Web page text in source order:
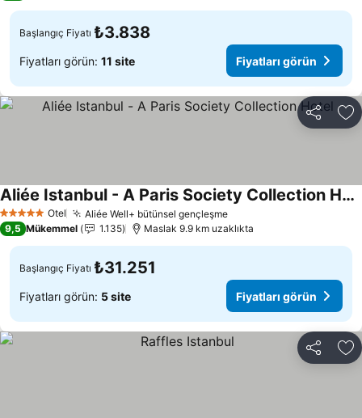
Başlangıç Fiyatı ₺3.838
Fiyatları görün: 11 site Fiyatları görün
Paylaş
5 Yıldız Otel Aliée Well+ bütünsel gençleşmeFiyatları görün
Aliée Istanbul - A Paris Society Collection Hotel
Fiyatları görün
9,5 Mükemmel 1.135 Maslak 9.9 km uzaklıkta
Başlangıç Fiyatı ₺31.251
Fiyatları görün: 5 site Fiyatları görün
Paylaş